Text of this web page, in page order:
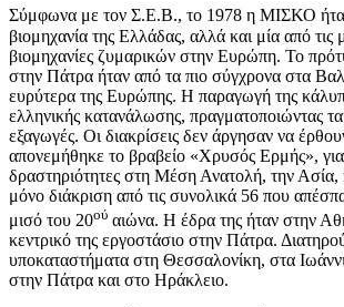
Σύμφωνα με τον Σ.Ε.Β., το 1978 η ΜΙΣΚΟ
βιομηχανία της Ελλάδας, αλλά και μία από τις
βιομηχανίες ζυμαρικών στην Ευρώπη. Το
στην Πάτρα ήταν από τα πιο σύγχρονα στα
ευρύτερα της Ευρώπης. Η παραγωγή της
ελληνικής κατανάλωσης, πραγματοποιώντας
εξαγωγές. Οι διακρίσεις δεν άργησαν να
απονεμήθηκε το βραβείο «Χρυσός Ερμής», για
δραστηριότητες στη Μέση Ανατολή, την Ασία,
μόνο διάκριση από τις συνολικά 56 που
μισό του 20ού αιώνα. Η έδρα της ήταν στην
κεντρικό της εργοστάσιο στην Πάτρα.
υποκαταστήματα στη Θεσσαλονίκη, στα
στην Πάτρα και στο Ηράκλειο.